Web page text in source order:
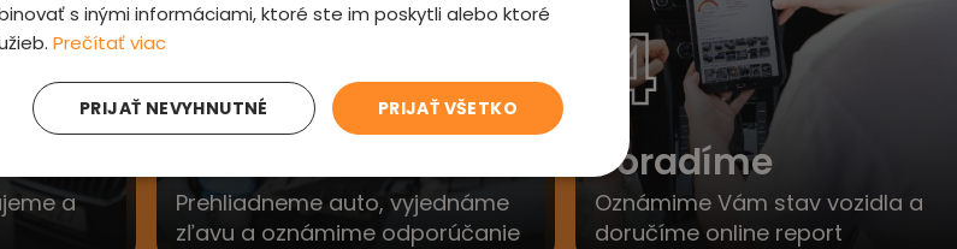
a
3
Prehliadneme auto, vyjednáme
zľavu a oznámime odporúčanie
4
Poradíme
Oznámime Vám stav vozidla a
doručíme online report
s inými informáciami, ktoré ste im poskytli alebo ktoré
Prečítať viac
PRIJAŤ VŠETKO
PRIJAŤ NEVYHNUTNÉ